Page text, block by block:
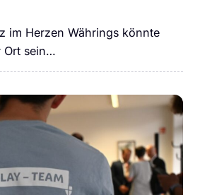
im Herzen Währings könnte
Ort sein…